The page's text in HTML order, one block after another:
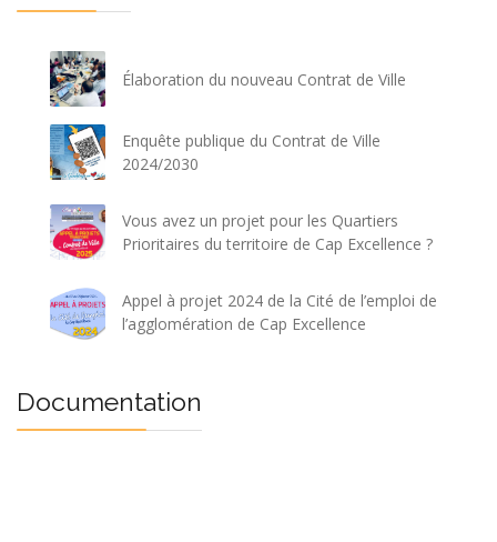
Élaboration du nouveau Contrat de Ville
Enquête publique du Contrat de Ville
2024/2030
Vous avez un projet pour les Quartiers
Prioritaires du territoire de Cap Excellence ?
Appel à projet 2024 de la Cité de l’emploi de
l’agglomération de Cap Excellence
Documentation